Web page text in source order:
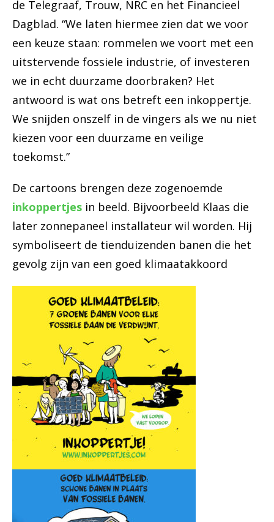
de Telegraaf, Trouw, NRC en het Financieel
Dagblad. “We laten hiermee zien dat we voor
een keuze staan: rommelen we voort met een
uitstervende fossiele industrie, of investeren
we in echt duurzame doorbraken? Het
antwoord is wat ons betreft een inkoppertje.
We snijden onszelf in de vingers als we nu niet
kiezen voor een duurzame en veilige
toekomst.”
De cartoons brengen deze zogenoemde
inkoppertjes in beeld. Bijvoorbeeld Klaas die
later zonnepaneel installateur wil worden. Hij
symboliseert de tienduizenden banen die het
gevolg zijn van een goed klimaatakkoord